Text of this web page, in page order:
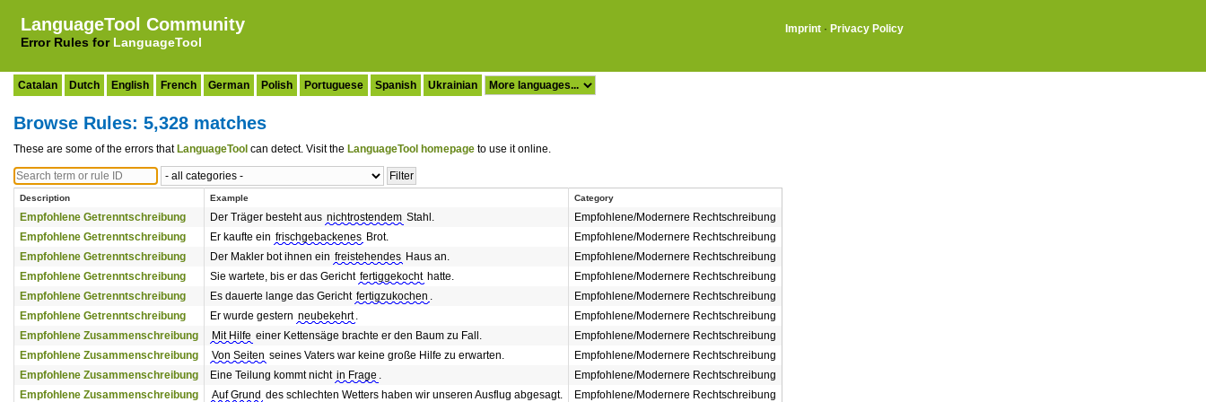
LanguageTool Community
Error Rules for LanguageTool
Imprint · Privacy Policy
Catalan Dutch English French German Polish Portuguese Spanish Ukrainian
Browse Rules: 5,328 matches
These are some of the errors that LanguageTool can detect. Visit the LanguageTool homepage to use it online.
Description Example Category
Empfohlene Getrenntschreibung Der Träger besteht aus nichtrostendem Stahl.
Empfohlene/Modernere Rechtschreibung
Empfohlene Getrenntschreibung
Er kaufte ein frischgebackenes Brot.
Empfohlene/Modernere Rechtschreibung
Empfohlene Getrenntschreibung
Der Makler bot ihnen ein freistehendes Haus an.
Empfohlene/Modernere Rechtschreibung
Empfohlene Getrenntschreibung
Sie wartete, bis er das Gericht fertiggekocht hatte.
Empfohlene/Modernere Rechtschreibung
Empfohlene Getrenntschreibung
Es dauerte lange das Gericht fertigzukochen .
Empfohlene/Modernere Rechtschreibung
Empfohlene Getrenntschreibung
Er wurde gestern neubekehrt .
Empfohlene/Modernere Rechtschreibung
Empfohlene Zusammenschreibung
Mit Hilfe einer Kettensäge brachte er den Baum zu Fall.
Empfohlene/Modernere Rechtschreibung
Empfohlene Zusammenschreibung
Von Seiten seines Vaters war keine große Hilfe zu erwarten.
Empfohlene/Modernere Rechtschreibung
Empfohlene Zusammenschreibung
Eine Teilung kommt nicht in Frage .
Empfohlene/Modernere Rechtschreibung
Empfohlene Zusammenschreibung
Auf Grund des schlechten Wetters haben wir unseren Ausflug abgesagt. Empfohlene/Modernere Rechtschreibung